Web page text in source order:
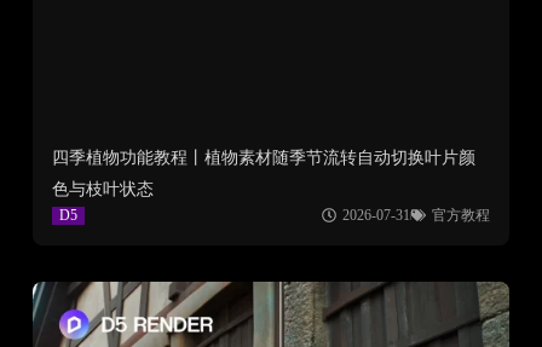
四季植物功能教程丨植物素材随季节流转自动切换叶片颜
色与枝叶状态
D5 2026-07-31 官方教程